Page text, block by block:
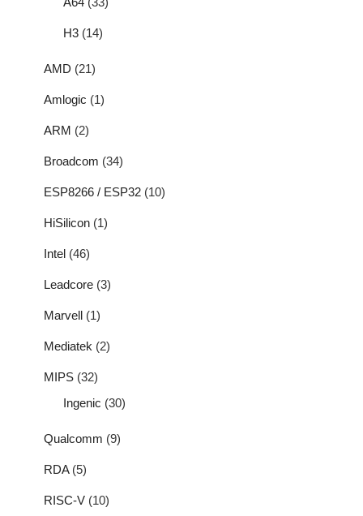
H3 (14)
AMD (21)
Amlogic (1)
ARM (2)
Broadcom (34)
ESP8266 / ESP32 (10)
HiSilicon (1)
Intel (46)
Leadcore (3)
Marvell (1)
Mediatek (2)
MIPS (32)
Ingenic (30)
Qualcomm (9)
RDA(5)
RISC-V (10)